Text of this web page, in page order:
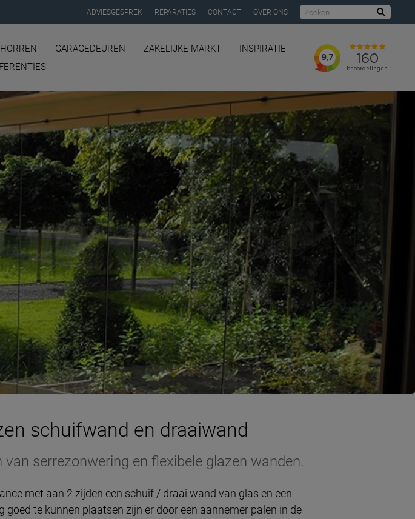
ADVIESGESPREK REPARATIES CONTACT OVER ONS
HORREN GARAGEDEUREN ZAKELIJKE MARKT
INSPIRATIE
schuifwand en draaiwand
serrezonwering en flexibele glazen wanden.
met aan 2 zijden een schuif / draai wand van glas en een
te kunnen plaatsen zijn er door een aannemer palen in de